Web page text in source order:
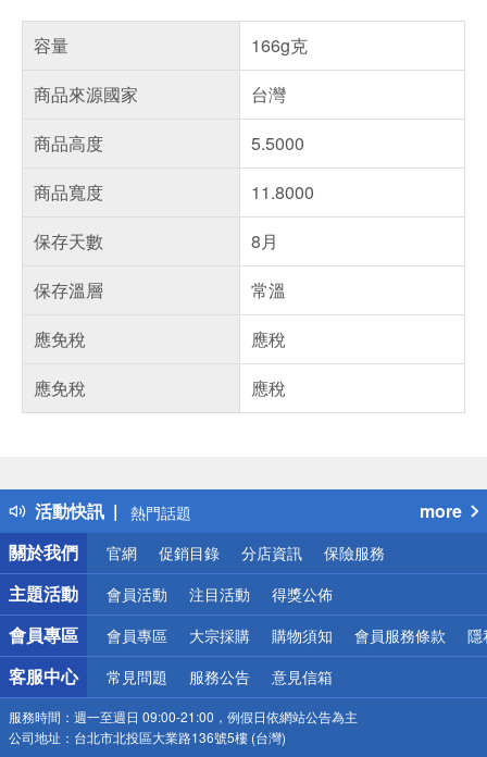
容量
166g克
商品來源國家
台灣
商品高度
5.5000
商品寬度
11.8000
保存天數
8月
保存溫層
常溫
應免稅
應稅
應免稅
應稅
活動快訊
得獎公告
熱門話題
銀行優惠
偏遠地區配送
詐騙網頁！請小心！
more
關於我們
官網 促銷目錄 分店資訊 保險服務
主題活動 會員活動 注目活動 得獎公佈
會員專區 會員專區 大宗採購 購物須知 會員服務條款 隱
客服中心 常見問題 服務公告 意見信箱
服務時間： 週一至週日 09:00-21:00，例假日依網站公告為主
公司地址： 台北市北投區大業路136號5樓 (台灣)